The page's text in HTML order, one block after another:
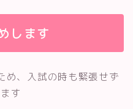
します
め、入試の時も緊張せず
す